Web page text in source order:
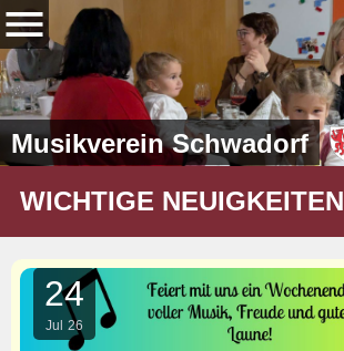
Musikverein Schwadorf
WICHTIGE NEUIGKEITEN
24
Jul 26